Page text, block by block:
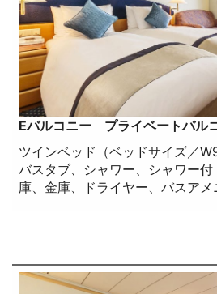
Eバルコニー プライベートバル
ツインベッド（ベッドサイズ／
バスタブ、シャワー、シャワー
庫、金庫、ドライヤー、バスアメ